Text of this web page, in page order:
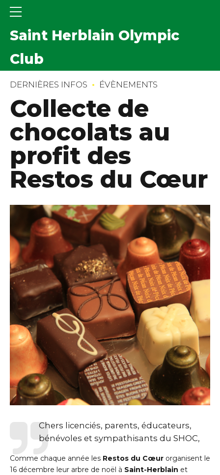
Saint Herblain Olympic
Club
DERNIÈRES INFOS ÉVÈNEMENTS
Collecte de
chocolats au
profit des
Restos du Cœur
Chers licenciés, parents, éducateurs,
bénévoles et sympathisants du SHOC,
Comme chaque année les Restos du Cœur organisent le
16 décembre leur arbre de noël à Saint-Herblain et